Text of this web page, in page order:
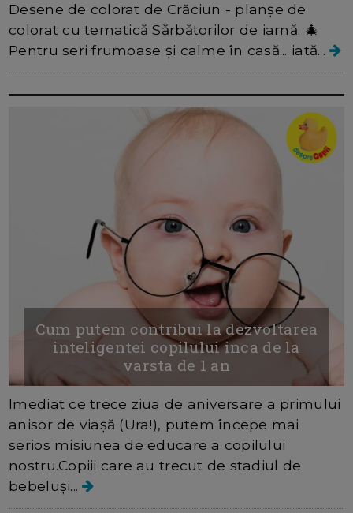
Desene de colorat de Crăciun - planșe de
colorat cu tematică Sărbătorilor de iarnă. 🎄
Pentru seri frumoase și calme în casă... iată...
Cum putem contribui la dezvoltarea
inteligentei copilului inca de la
varsta de 1 an
Imediat ce trece ziua de aniversare a primului
anisor de viașă (Ura!), putem începe mai
serios misiunea de educare a copilului
nostru.Copiii care au trecut de stadiul de
bebeluși...